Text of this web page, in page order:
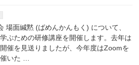
場面緘黙 (ばめんかんもく) について、
ぶための研修講座を開催します。去年は
催を見送りましたが、今年度はZoomを
いた …